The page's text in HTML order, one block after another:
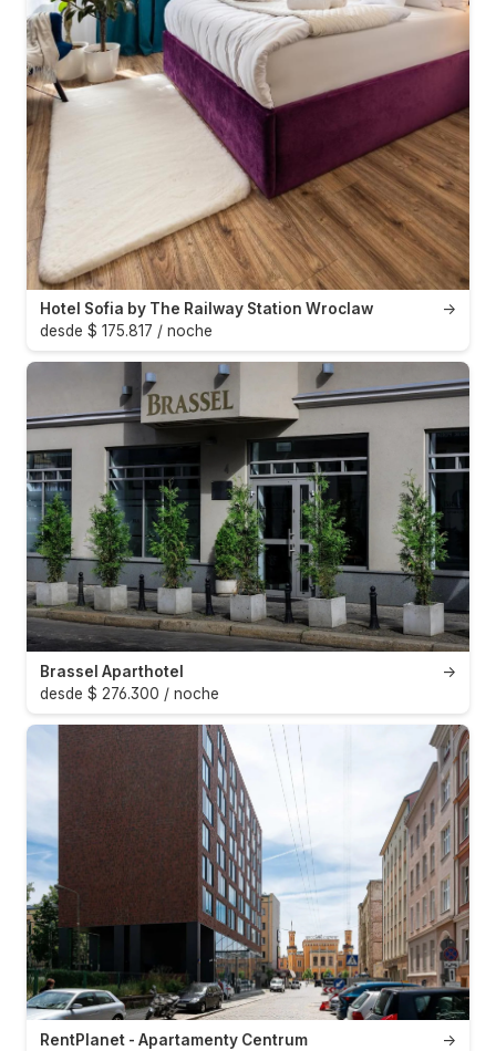
→
Hotel Sofia by The Railway Station Wroclaw
desde $ 175.817 / noche
→
Brassel Aparthotel
desde $ 276.300 / noche
→
RentPlanet - Apartamenty Centrum